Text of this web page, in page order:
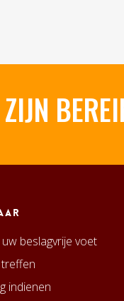
beslagvrije voet
treffen
indienen